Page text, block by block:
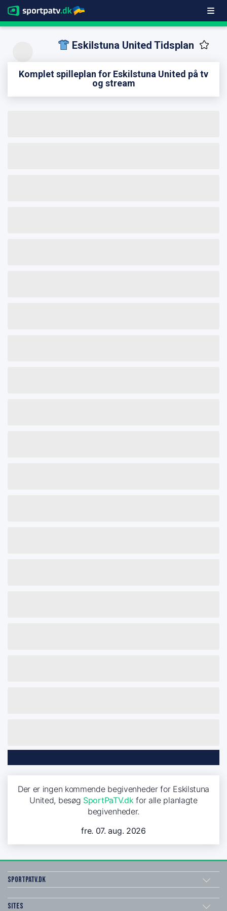
Eskilstuna United Tidsplan
Komplet spilleplan for Eskilstuna United på tv
og stream
Der er ingen kommende begivenheder for Eskilstuna
United, besøg SportPaTV.dk for alle planlagte
begivenheder.
fre. 07. aug. 2026
SportPaTV.dk
Sites